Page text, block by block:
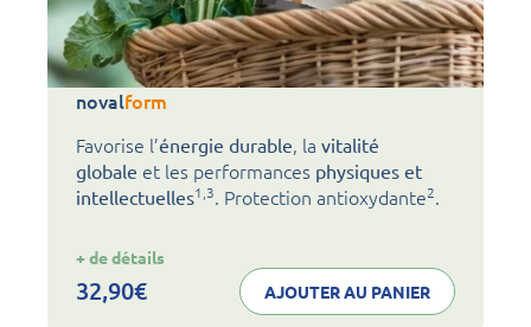
novalform
Favorise l’énergie durable, la vitalité
globale et les performances physiques et
intellectuelles1,3. Protection antioxydante2.
+ de détails
form
32,90€ AJOUTER AU PANIER